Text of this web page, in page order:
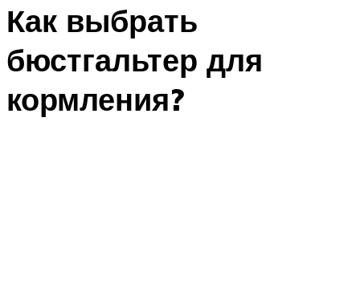
Как выбрать
бюстгальтер для
кормления?